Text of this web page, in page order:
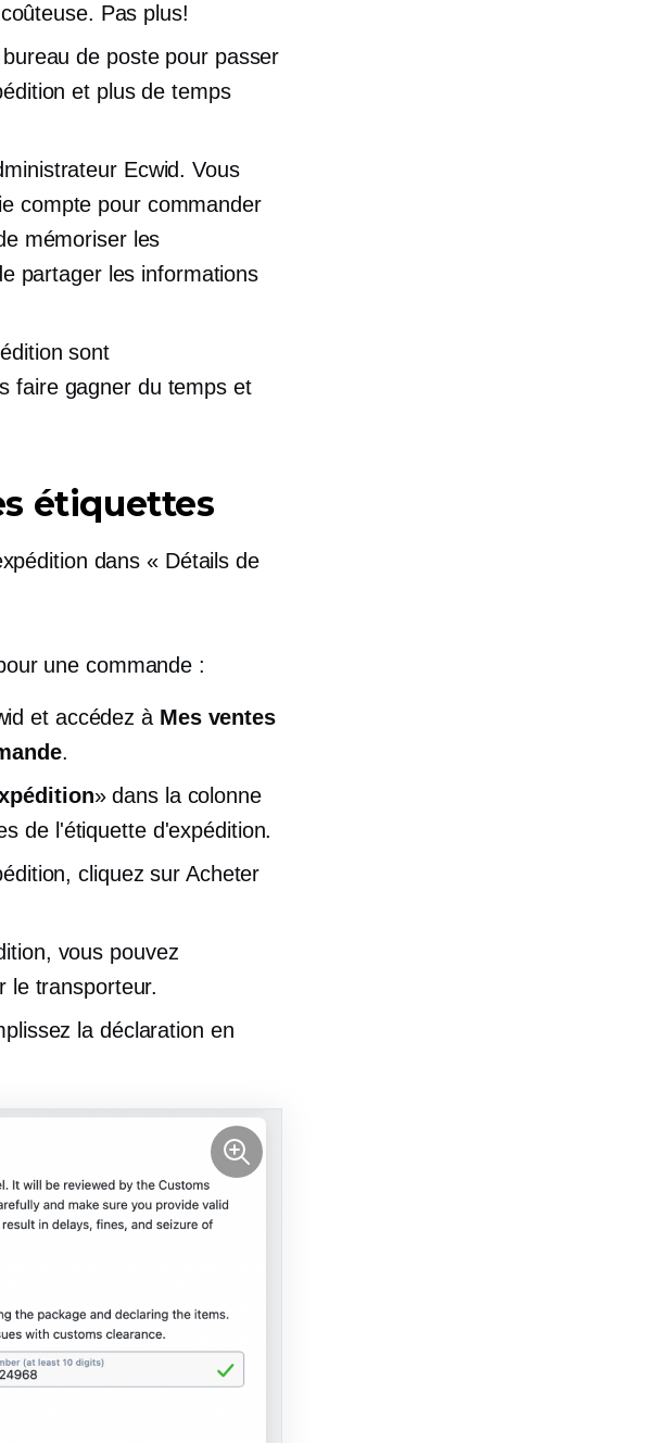
Pas plus!
de poste pour passer
et plus de temps
Ecwid. Vous
compte pour commander
mémoriser les
partager les informations
sont
faire gagner du temps et
étiquettes
dans « Détails de
une commande :
et accédez à Mes ventes
.
» dans la colonne
de l'étiquette d'expédition.
cliquez sur Acheter
vous pouvez
le transporteur.
la déclaration en